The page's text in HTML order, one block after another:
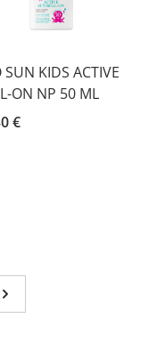
SUN KIDS ACTIVE
ON NP 50 ML
€
reading page 1
Go to next page